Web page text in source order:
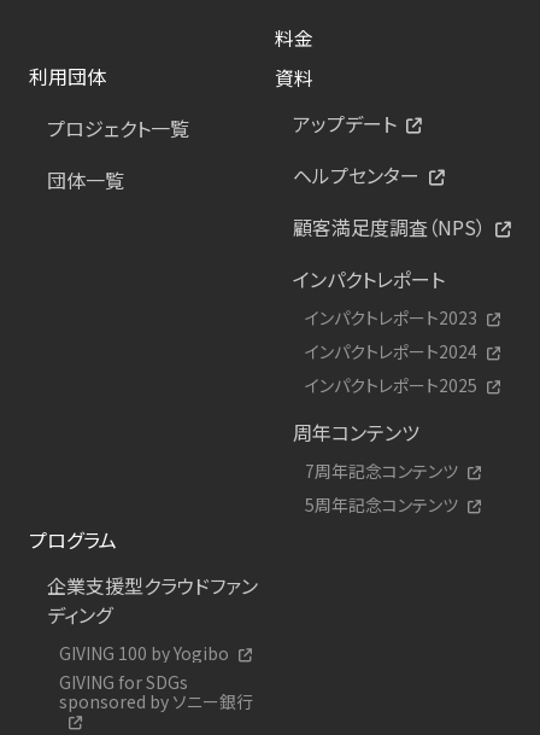
料金
利用団体
プロジェクト一覧
団体一覧
資料
アップデート
ヘルプセンター
顧客満足度調査（NPS）
インパクトレポート
インパクトレポート2023
インパクトレポート2024
インパクトレポート2025
周年コンテンツ
7周年記念コンテンツ
5周年記念コンテンツ
プログラム
企業支援型クラウドファン
ディング
GIVING 100 by Yogibo
GIVING for SDGs
sponsored by ソニー銀行